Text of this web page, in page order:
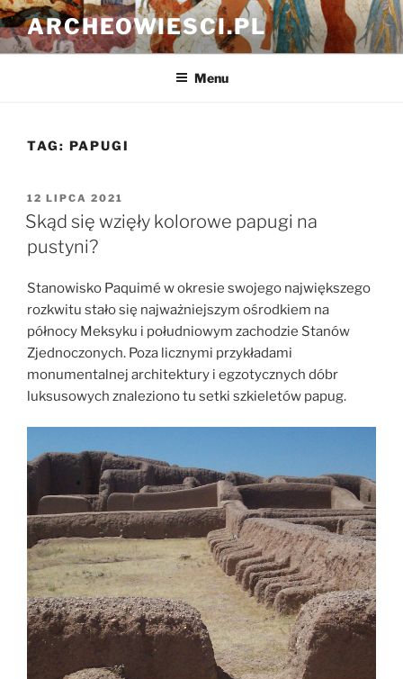
Przejdź
do
treści
ARCHEOWIESCI.PL
Menu
TAG: PAPUGI
OPUBLIKOWANE
W
12 LIPCA 2021
Skąd się wzięły kolorowe papugi na
pustyni?
Stanowisko Paquimé w okresie swojego największego
rozkwitu stało się najważniejszym ośrodkiem na
północy Meksyku i południowym zachodzie Stanów
Zjednoczonych. Poza licznymi przykładami
monumentalnej architektury i egzotycznych dóbr
luksusowych znaleziono tu setki szkieletów papug.